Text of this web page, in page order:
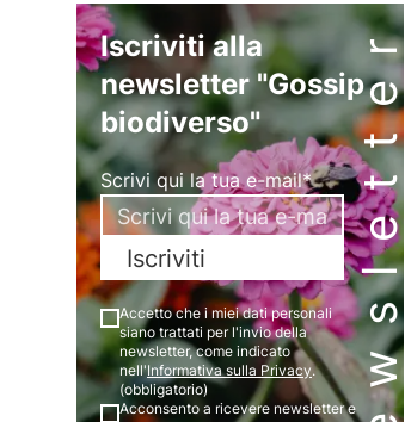
Newsletter
Iscriviti alla
newsletter "Gossip
biodiverso"
Scrivi qui la tua e-mail*
Iscriviti
Accetto che i miei dati personali
siano trattati per l'invio della
newsletter, come indicato
nell'Informativa sulla Privacy.
(obbligatorio)
Acconsento a ricevere newsletter e